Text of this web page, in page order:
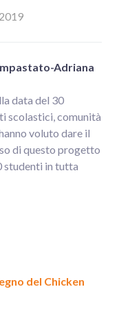
Adriana
data del 30
scolastici, comunità
voluto dare il
di questo progetto
studenti in tutta
del Chicken